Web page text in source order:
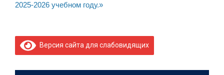
2025-2026 учебном году.»
Версия сайта для слабовидящих